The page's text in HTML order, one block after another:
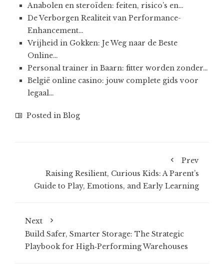
Anabolen en steroïden: feiten, risico’s en…
De Verborgen Realiteit van Performance-
Enhancement…
Vrijheid in Gokken: Je Weg naar de Beste
Online…
Personal trainer in Baarn: fitter worden zonder…
België online casino: jouw complete gids voor
legaal…
Posted in Blog
Prev
Raising Resilient, Curious Kids: A Parent’s
Guide to Play, Emotions, and Early Learning
Next
Build Safer, Smarter Storage: The Strategic
Playbook for High‑Performing Warehouses